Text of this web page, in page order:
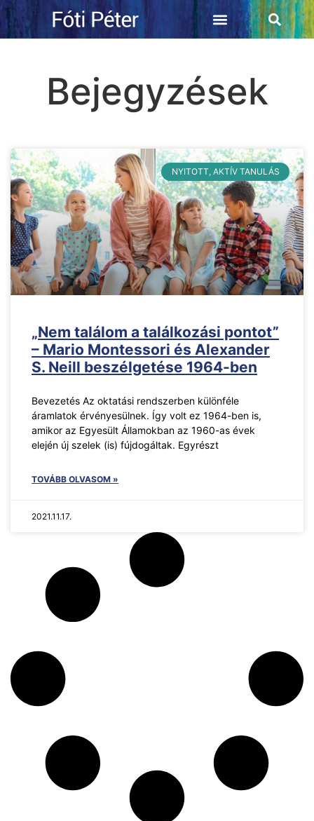
Bejegyzések
NYITOTT, AKTÍV TANULÁS
„Nem találom a találkozási pontot”
– Mario Montessori és Alexander
S. Neill beszélgetése 1964-ben
Bevezetés Az oktatási rendszerben különféle
áramlatok érvényesülnek. Így volt ez 1964-ben is,
amikor az Egyesült Államokban az 1960-as évek
elején új szelek (is) fújdogáltak. Egyrészt
TOVÁBB OLVASOM »
2021.11.17.